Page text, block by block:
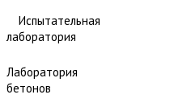
Испытательная
лаборатория
Лаборатория
бетонов